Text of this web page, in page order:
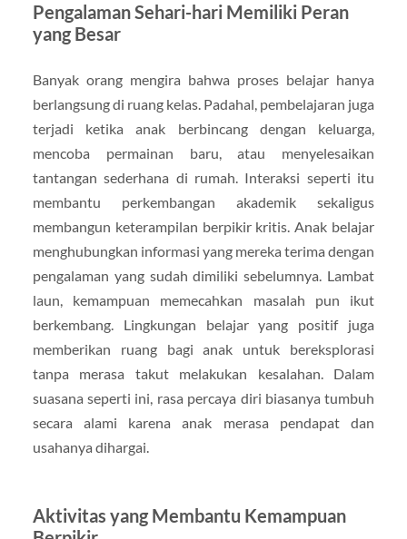
Pengalaman Sehari-hari Memiliki Peran
yang Besar
Banyak orang mengira bahwa proses belajar hanya
berlangsung di ruang kelas. Padahal, pembelajaran juga
terjadi ketika anak berbincang dengan keluarga,
mencoba permainan baru, atau menyelesaikan
tantangan sederhana di rumah. Interaksi seperti itu
membantu perkembangan akademik sekaligus
membangun keterampilan berpikir kritis. Anak belajar
menghubungkan informasi yang mereka terima dengan
pengalaman yang sudah dimiliki sebelumnya. Lambat
laun, kemampuan memecahkan masalah pun ikut
berkembang. Lingkungan belajar yang positif juga
memberikan ruang bagi anak untuk bereksplorasi
tanpa merasa takut melakukan kesalahan. Dalam
suasana seperti ini, rasa percaya diri biasanya tumbuh
secara alami karena anak merasa pendapat dan
usahanya dihargai.
Aktivitas yang Membantu Kemampuan